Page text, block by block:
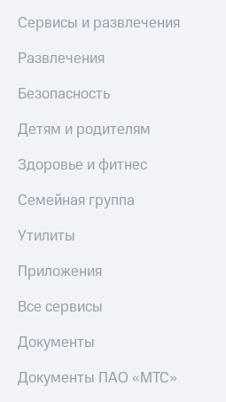
Сервисы и развлечения
Развлечения
Безопасность
Детям и родителям
Здоровье и фитнес
Семейная группа
Утилиты
Приложения
Все сервисы
Документы
Документы ПАО «МТС»